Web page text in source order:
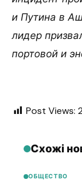
и Путина в
лидер
портовой и
Post Views:
Схожі
ОБЩЕСТВО